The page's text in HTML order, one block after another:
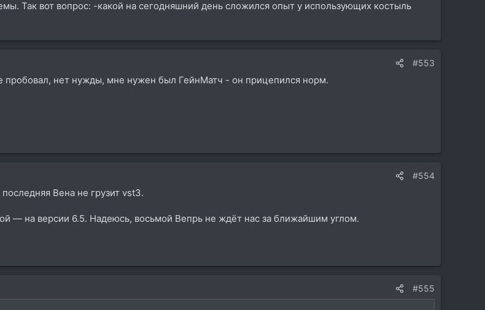
Так вот вопрос: -какой на сегодняшний день сложился опыт у использующих костыль
#553
пробовал, нет нужды, мне нужен был ГейнМатч - он прицепился норм.
#554
Вена не грузит vst3.
— на версии 6.5. Надеюсь, восьмой Вепрь не ждёт нас за ближайшим углом.
#555